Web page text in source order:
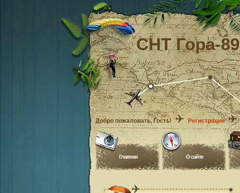
СНТ Гора-89
Добро пожаловать, Гость! Регистрация
Главная O сайте